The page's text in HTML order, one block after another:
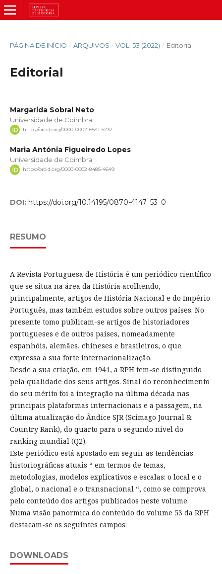
PÁGINA DE INÍCIO / ARQUIVOS / VOL. 53 (2022) / Editorial
Editorial
Margarida Sobral Neto
Universidade de Coimbra
https://orcid.org/0000-0002-6541-5237
Maria Antónia Figueiredo Lopes
Universidade de Coimbra
https://orcid.org/0000-0002-8485-4649
DOI: https://doi.org/10.14195/0870-4147_53_0
RESUMO
A Revista Portuguesa de História é um periódico científico
que se situa na área da História acolhendo,
principalmente, artigos de História Nacional e do Império
Português, mas também estudos sobre outros países. No
presente tomo publicam-se artigos de historiadores
portugueses e de outros países, nomeadamente
espanhóis, alemães, chineses e brasileiros, o que
expressa a sua forte internacionalização.
Desde a sua criação, em 1941, a RPH tem-se distinguido
pela qualidade dos seus artigos. Sinal do reconhecimento
do seu mérito foi a integração na última década nas
principais plataformas internacionais e a passagem, na
última atualização do Ãndice SJR (Scimago Journal &
Country Rank), do quarto para o segundo nível do
ranking mundial (Q2).
Este periódico está apostado em seguir as tendências
historiográficas atuais “ em termos de temas,
metodologias, modelos explicativos e escalas: o local e o
global, o nacional e o transnacional “, como se comprova
pelo conteúdo dos artigos publicados neste volume.
Numa visão panormica do conteúdo do volume 53 da RPH
destacam-se os seguintes campos:
DOWNLOADS